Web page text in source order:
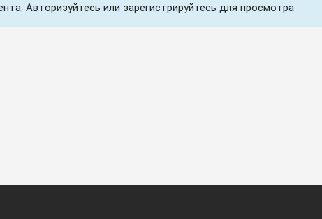
Авторизуйтесь или зарегистрируйтесь для просмотра